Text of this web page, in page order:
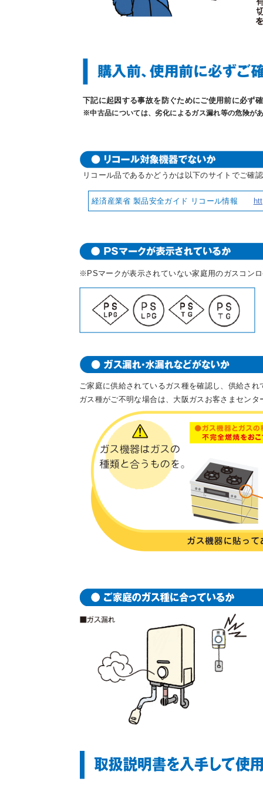
下記に起因する事故を防ぐためにご使用前に必ず
※中古品については、劣化によるガス漏れ等の危険が
リコール品であるかどうかは以下のサイトでご確
経済産業省 製品安全ガイド リコール情報
※PSマークが表示されていない家庭用のガスコン
ご家庭に供給されているガス種を確認し、供給さ
ガス種がご不明な場合は、大阪ガスお客さまセン